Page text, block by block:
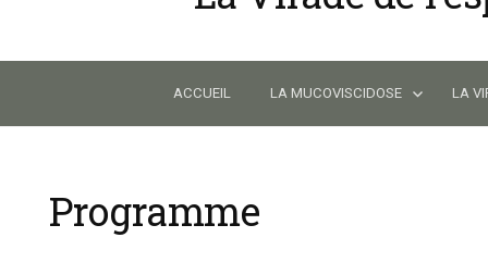
ACCUEIL LA MUCOVISCIDOSE LA
Programme